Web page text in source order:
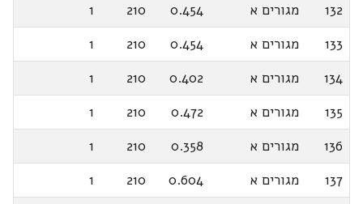
132
מגורים א 0.454
210
1
133
מגורים א 0.454
210
1
134
מגורים א 0.402
210
1
135
מגורים א 0.472
210
1
136
מגורים א 0.358
210
1
137
מגורים א 0.604
210
1